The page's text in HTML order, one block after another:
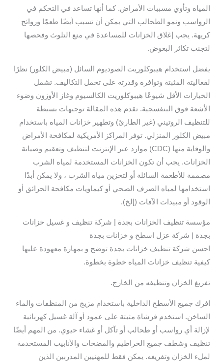
المياه وتأوي مسببات الأمراض. كما أنها تساعد في التحكم في
الرواسب ونمو الطحالب التي يمكن أن تسبب أيضًا طعمًا وروائح
كريهة. يجب إغلاق الخزانات للمساعدة في منع التلوث وفحصها
لتجنب تكاثر البعوض.
يفضل استخدام هيبوكلوريت الصوديوم السائل (مبيض الكلور) نظرًا
لفعاليته المثبتة وتوافره وقدرته على تحمل التكاليف. تشمل
الخيارات الأقل شيوعًا هيبوكلوريت الكالسيوم وغاز الأوزون وضوء
الأشعة فوق البنفسجية. تقدم هذه المقالة توجيهات بسيطة
للتنظيف الروتيني (غير الطارئ) وتطهير خزانات المياه باستخدام
مبيض الكلور المنزلي. توفر المراكز الأمريكية لمكافحة الأمراض
والوقاية منها (CDC) موارد عبر الإنترنت لتنظيف وتعقيم وصيانة
الخزانات. يجب أن تكون الخزانات المستخدمة لمياه الشرب
مصممة للأطعمة السائلة أو لتخزين مياه الشرب ، ولا يمكن أبدًا
استخدامها لمياه الصرف الصحي أو كيماويات مكافحة الحرائق أو
الوقود أو مبيدات الآفات (إلخ).
مؤسسة تنظيف الخزانات بجدة | شركة تنظيف و غسيل خزانات
بجدة | شركة عزل اسطح و خزانات بجدة
احسن شركة تنظيف خزانات بجدة توضح و بمهارة معهودة عليها
كيفية تنظيف خزانات المياه خطوة بخطوة.
تفريغ الخزان وتنظيفه من الخارج.
افرك جميع الأسطح الداخلية باستخدام مزيج من المنظفات والماء
الساخن. استخدم فرشاة مثبتة على عمود أو آلة غسيل كهربائية
لإزالة أي رواسب أو طحالب أو تآكل أو غشاء حيوي. من المهم أيضًا
تنظيف وشطف جميع الخراطيم والمضخات والأنابيب المستخدمة
لملء الخزان وتفريغه. يمكن فقط للمهنيين المدربين الذين